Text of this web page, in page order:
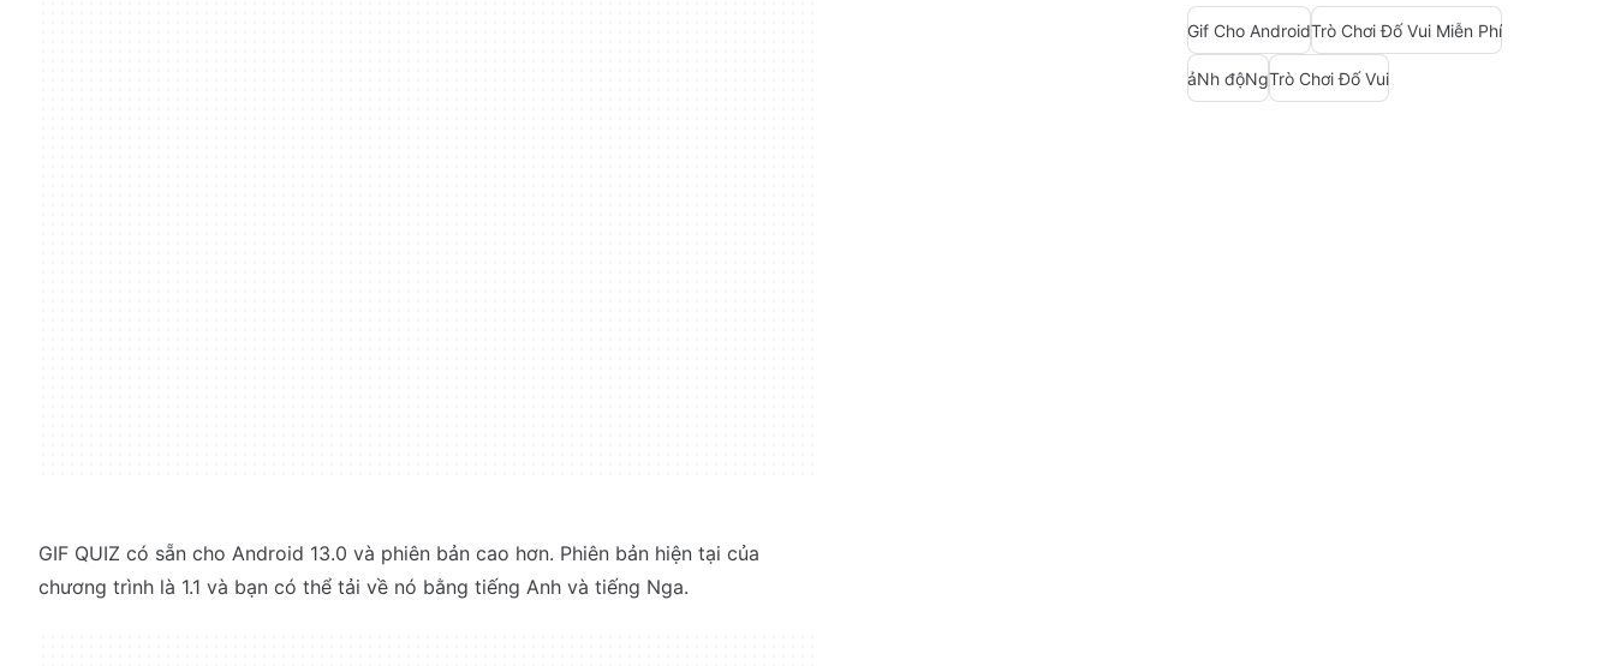
GIF QUIZ có sẵn cho Android 13.0 và phiên bản cao hơn. Phiên bản hiện tại của
chương trình là 1.1 và bạn có thể tải về nó bằng tiếng Anh và tiếng Nga.
Gif Cho AndroidTrò Chơi Đố Vui Miễn Phí
ảNh độNgTrò Chơi Đố Vui